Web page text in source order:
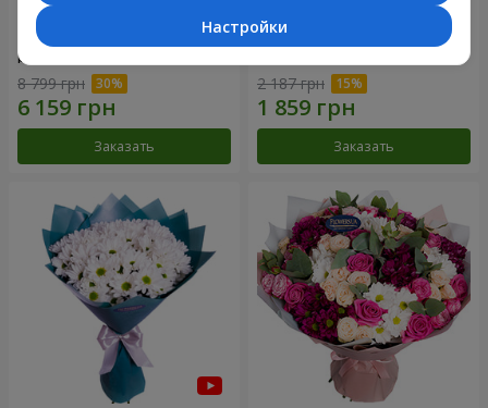
Цветы в коробке "101
розовая роза"
8 799 грн
Заказать
Букет "Цветочное Selfie!"
2 187 грн
Заказать
Настройки